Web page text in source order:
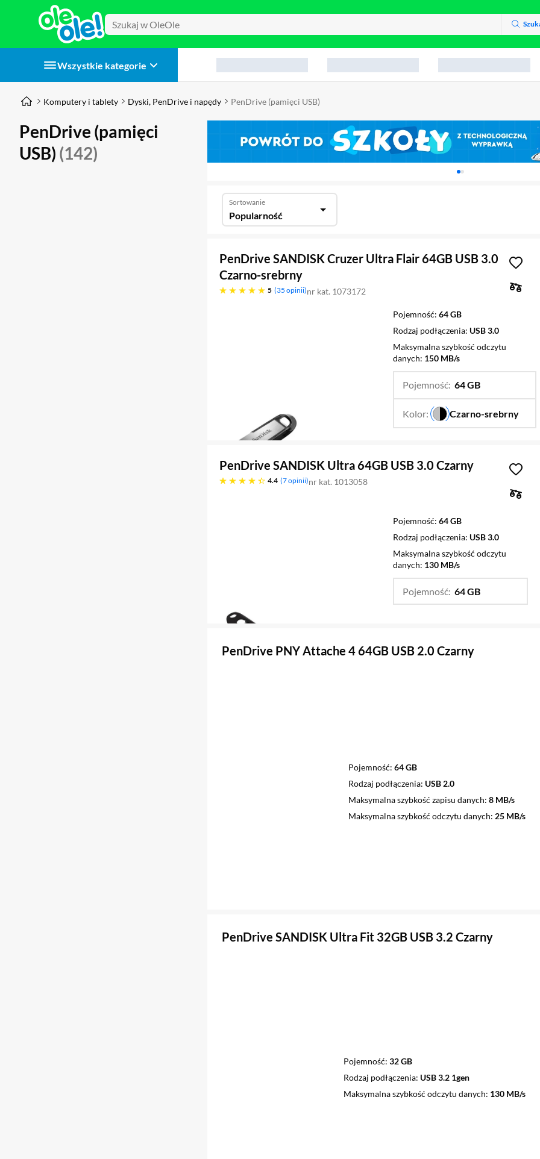
Wszystkie kategorie
Karuzela z banerami,
Komputery i tablety Dyski, PenDrive i napędy PenDrive (pamięci USB)
PenDrive (pamięci
USB) (142)
Sortowanie
Popularność
PenDrive SANDISK Cruzer Ultra Flair 64GB USB 3.0
Czarno-srebrny
5
pięć gwiazdek 35 opinii nr kat. 1073172
Pojemność 64 GB
Rodzaj podłączenia USB 3.0
Maksymalna szybkość odczytu
danych 150 MB/s
Pojemność: 64 GB
128 GB,
32 GB
Kolor: Czarno-srebrny
PenDrive SANDISK Ultra 64GB USB 3.0 Czarny
4.4
4.4 gwiazdek 7 opinii nr kat. 1013058
Pojemność 64 GB
Rodzaj podłączenia USB 3.0
Maksymalna szybkość odczytu
danych 130 MB/s
Pojemność: 64 GB
128 GB,
PenDrive PNY Attache 4 64GB USB 2.0 Czarny
Pojemność 64 GB
Rodzaj podłączenia USB 2.0
Maksymalna szybkość zapisu danych 8 MB/s
Maksymalna szybkość odczytu danych 25 MB/s
PenDrive SANDISK Ultra Fit 32GB USB 3.2 Czarny
Pojemność 32 GB
Rodzaj podłączenia USB 3.2 1gen
Maksymalna szybkość odczytu danych 130 MB/s